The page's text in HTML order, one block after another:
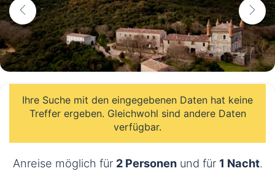
Ihre Suche mit den eingegebenen Daten hat keine
Treffer ergeben. Gleichwohl sind andere Daten
verfügbar.
Anreise möglich für 2 Personenund für 1 Nacht.